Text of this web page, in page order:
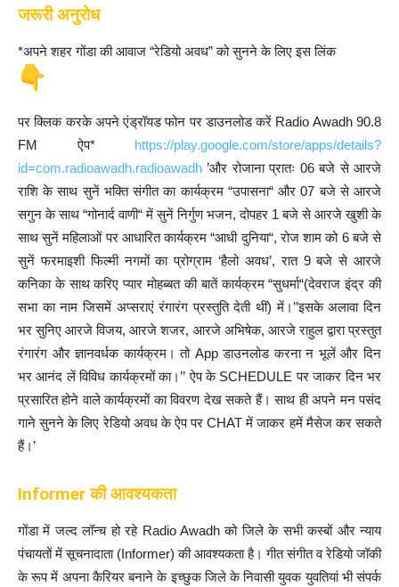
जरूरी अनुरोध
*अपने शहर गोंडा की आवाज “रेडियो अवध” को सुनने के लिए इस लिंक
पर क्लिक करके अपने एंड्रॉयड फोन पर डाउनलोड करें Radio Awadh 90.8
FM ऐप* https://play.google.com/store/apps/details?
id=com.radioawadh.radioawadh ’और रोजाना प्रातः 06 बजे से आरजे
राशि के साथ सुनें भक्ति संगीत का कार्यक्रम “उपासना“ और 07 बजे से आरजे
सगुन के साथ “गोनार्द वाणी“ में सुनें निर्गुण भजन, दोपहर 1 बजे से आरजे खुशी के
साथ सुनें महिलाओं पर आधारित कार्यक्रम “आधी दुनिया“, रोज शाम को 6 बजे से
सुनें फरमाइशी फिल्मी नगमों का प्रोग्राम ‘हैलो अवध’, रात 9 बजे से आरजे
कनिका के साथ करिए प्यार मोहब्बत की बातें कार्यक्रम “सुधर्मा“(देवराज इंद्र की
सभा का नाम जिसमें अप्सराएं रंगारंग प्रस्तुति देती थीं) में।’’इसके अलावा दिन
भर सुनिए आरजे विजय, आरजे शजर, आरजे अभिषेक, आरजे राहुल द्वारा प्रस्तुत
रंगारंग और ज्ञानवर्धक कार्यक्रम। तो App डाउनलोड करना न भूलें और दिन
भर आनंद लें विविध कार्यक्रमों का।’’ ऐप के SCHEDULE पर जाकर दिन भर
प्रसारित होने वाले कार्यक्रमों का विवरण देख सकते हैं। साथ ही अपने मन पसंद
गाने सुनने के लिए रेडियो अवध के ऐप पर CHAT में जाकर हमें मैसेज कर सकते
हैं।’
Informer की आवश्यकता
गोंडा में जल्द लॉन्च हो रहे Radio Awadh को जिले के सभी कस्बों और न्याय
पंचायतों में सूचनादाता (Informer) की आवश्यकता है। गीत संगीत व रेडियो जॉकी
के रूप में अपना कैरियर बनाने के इच्छुक जिले के निवासी युवक युवतियां भी संपर्क